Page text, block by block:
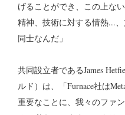
げることができ、この上な
精神、技術に対する情熱...
同士なんだ」
共同設立者であるJames
ルド）は、「Furnace社は
重要なことに、我々のファ